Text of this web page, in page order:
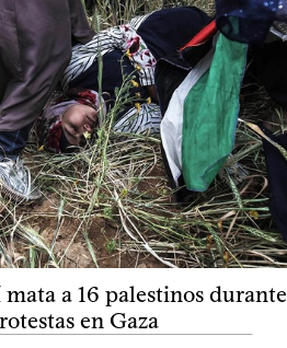
a 16 palestinos durante
en Gaza